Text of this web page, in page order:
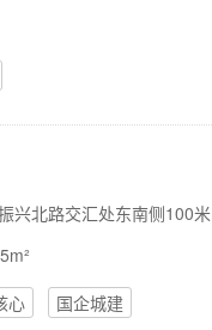
兴北路交汇处东南侧100米
心 国企城建